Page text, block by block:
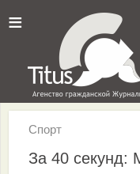
≡
Спорт
За 40 секунд: